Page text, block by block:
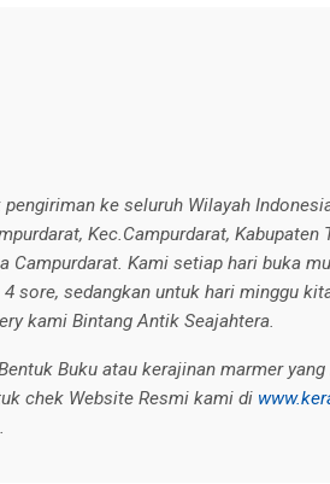
ke seluruh Wilayah
Kec.Campurdarat, Kabupaten
Campurdarat. Kami setiap hari buka
sore, sedangkan untuk hari minggu
kami Bintang Antik Seajahtera.
Buku atau kerajinan marmer
chek Website Resmi kami di